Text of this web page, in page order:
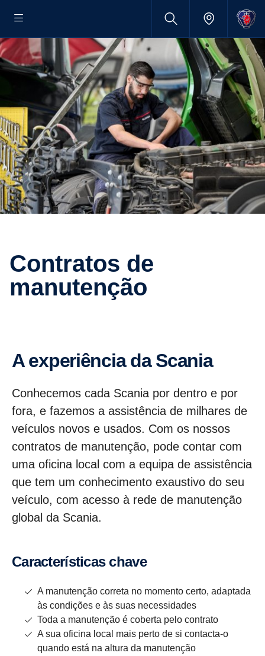
Contratos de
manutenção
A experi­ência da Scania
Conhecemos cada Scania por dentro e por
fora, e fazemos a assistência de milhares de
veículos novos e usados. Com os nossos
contratos de manutenção, pode contar com
uma oficina local com a equipa de assistência
que tem um conhecimento exaustivo do seu
veículo, com acesso à rede de manutenção
global da Scania.
Carac­te­rís­ticas chave
A manutenção correta no momento certo, adaptada
às condições e às suas necessidades
Toda a manutenção é coberta pelo contrato
A sua oficina local mais perto de si contacta-o
quando está na altura da manutenção